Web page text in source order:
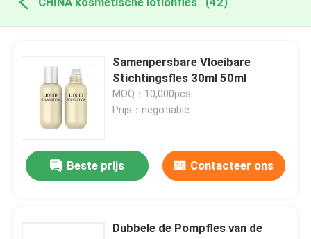
Samenpersbare Vloeibare
Stichtingsfles 30ml 50ml
MOQ：10,000pcs
Prijs：negotiable
Beste prijs Contacteer ons
Dubbele de Pompfles van de